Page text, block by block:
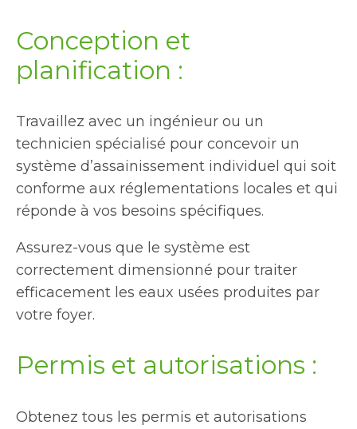
Conception et
planification :
Travaillez avec un ingénieur ou un
technicien spécialisé pour concevoir un
système d’assainissement individuel qui soit
conforme aux réglementations locales et qui
réponde à vos besoins spécifiques.
Assurez-vous que le système est
correctement dimensionné pour traiter
efficacement les eaux usées produites par
votre foyer.
Permis et autorisations :
Obtenez tous les permis et autorisations